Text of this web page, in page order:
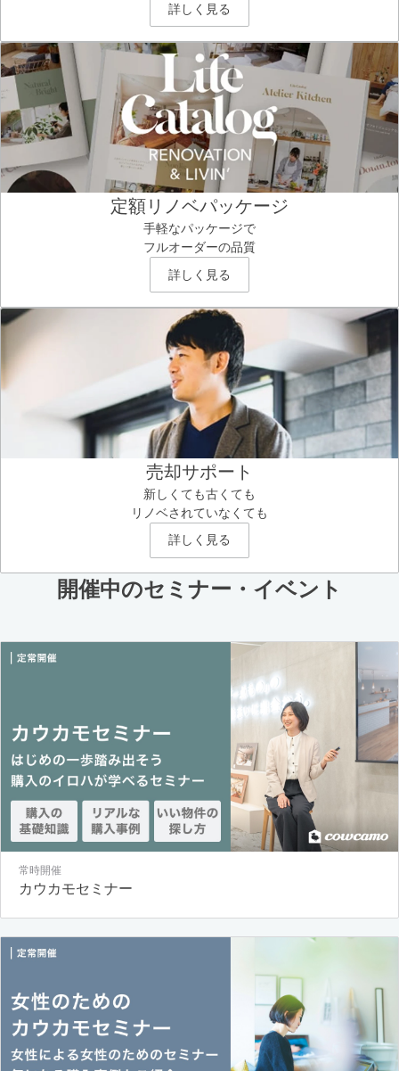
詳しく見る
定額リノベパッケージ
手軽なパッケージで
フルオーダーの品質
詳しく見る
売却サポート
新しくても古くても
リノベされていなくても
詳しく見る
開催中のセミナー・イベント
常時開催
カウカモセミナー